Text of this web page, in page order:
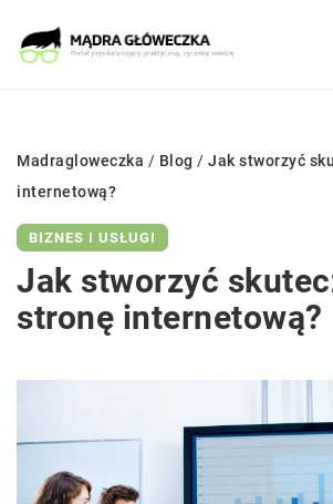
Madragloweczka / Blog / Jak stworzyć
internetową?
BIZNES I USŁUGI
Jak stworzyć
stronę internetową?